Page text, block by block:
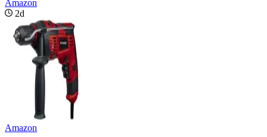
Amazon
2d
Amazon